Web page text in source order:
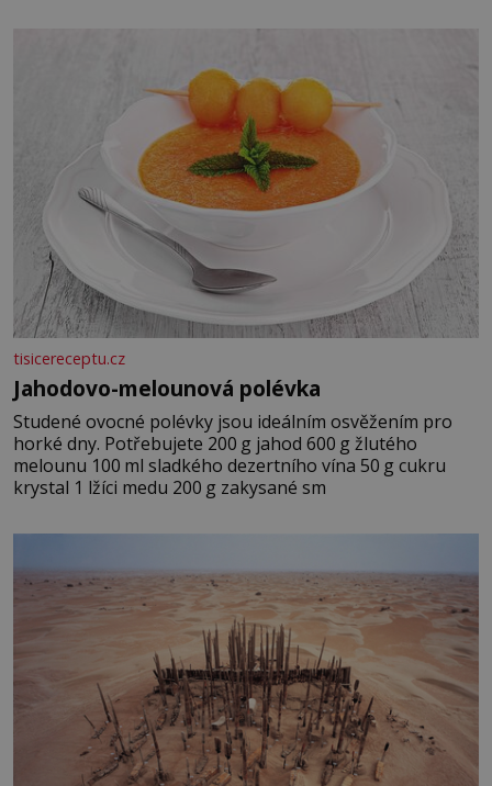
tisicereceptu.cz
Jahodovo-melounová polévka
Studené ovocné polévky jsou ideálním osvěžením pro
horké dny. Potřebujete 200 g jahod 600 g žlutého
melounu 100 ml sladkého dezertního vína 50 g cukru
krystal 1 lžíci medu 200 g zakysané sm